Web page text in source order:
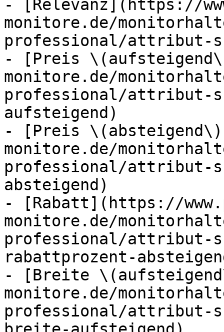
- [Relevanz](https://
monitore.de/
professional/attribut-
- [Preis
monitore.de/
professional/attribut-
aufsteigend)
- [Preis
monitore.de/
professional/attribut-
absteigend)
- [Rabatt](https://
monitore.de/
professional/attribut-
rabattprozent-
- [Breite
monitore.de/
professional/attribut-